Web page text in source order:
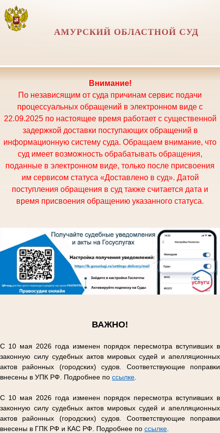
АМУРСКИЙ ОБЛАСТНОЙ СУД
Внимание!
По независящим от суда причинам сервис подачи
процессуальных обращений в электронном виде с
22.09.2025 по настоящее время работает с существенной
задержкой доставки поступающих обращений в
информационную систему суда. Обращаем внимание, что
суд имеет возможность обрабатывать обращения,
поданные в электронном виде, только после присвоения
им сервисом статуса «Доставлено в суд». Датой
поступления обращения в суд также считается дата и
время присвоения обращению указанного статуса.
ВАЖНО!
С 10 мая 2026 года изменен порядок пересмотра вступивших в
законную силу судебных актов мировых судей и апелляционных
актов районных (городских) судов. Соответствующие поправки
внесены в УПК РФ. Подробнее по ссылке
С 10 мая 2026 года изменен порядок пересмотра вступивших в
законную силу судебных актов мировых судей и апелляционных
актов районных (городских) судов. Соответствующие поправки
внесены в ГПК РФ и КАС РФ. Подробнее по ссылке